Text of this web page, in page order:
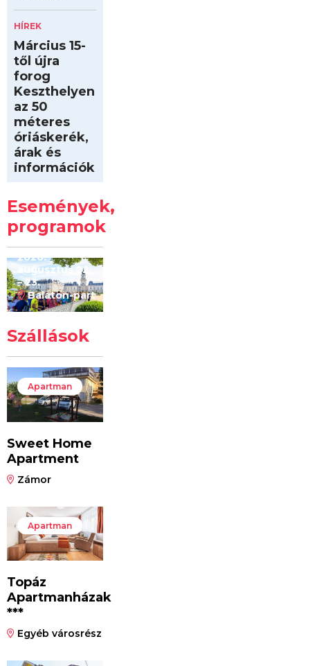
HÍREK
Március 15-
től újra
forog
Keszthelyen
az 50
méteres
óriáskerék,
árak és
információk
Események,
programok
Kilóméterek
2026
2026.
augusztus 22
– 23.
Balaton-part
Szállások
Apartman
Sweet Home
Apartment
Zámor
Apartman
Topáz
Apartmanházak
***
Egyéb városrész